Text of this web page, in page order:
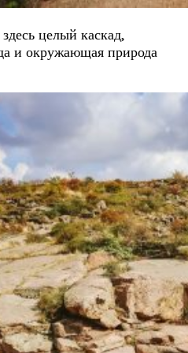
целый каскад,
и окружающая природа